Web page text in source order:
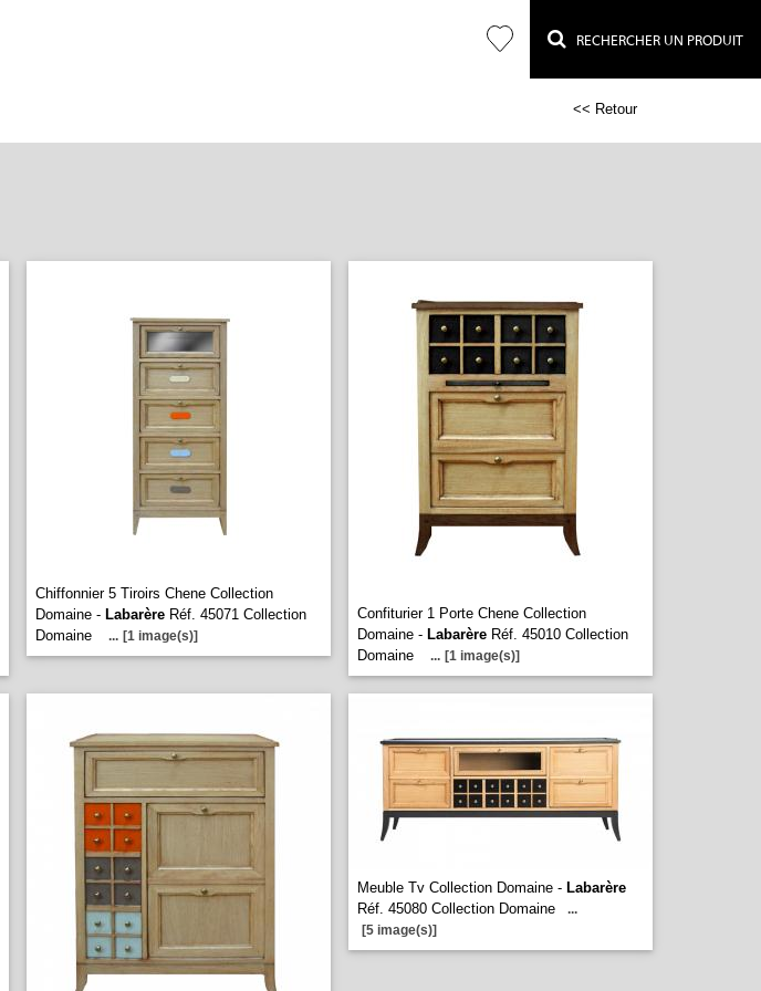
RECHERCHER UN PRODUIT
<< Retour
Chiffonnier 5 Tiroirs Chene Collection
Domaine - Labarère Réf. 45071 Collection
Domaine
... [1 image(s)]
Confiturier 1 Porte Chene Collection
Domaine - Labarère Réf. 45010 Collection
Domaine
... [1 image(s)]
Meuble Tv Collection Domaine - Labarère
Réf. 45080 Collection Domaine
...
[5 image(s)]